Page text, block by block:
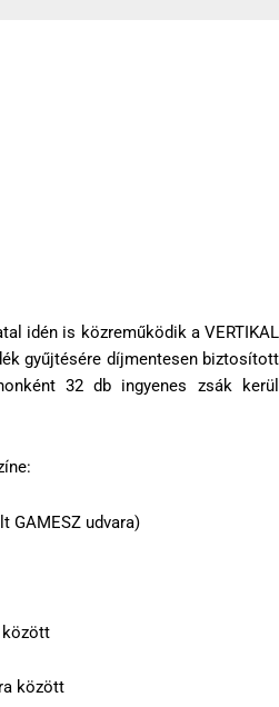
idén is közreműködik a VERTIKAL
gyűjtésére díjmentesen biztosított
32 db ingyenes zsák kerül
GAMESZ udvara)
között
között